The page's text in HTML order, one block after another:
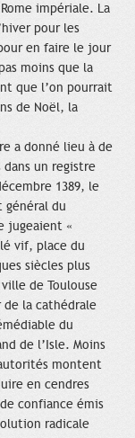
impériale. La
pour les
en faire le jour
moins que la
que l’on pourrait
de Noël, la
a donné lieu à de
dans un registre
1389, le
général du
jugeaient «
vif, place du
siècles plus
de Toulouse
la cathédrale
du
de l’Isle. Moins
montent
en cendres
confiance émis
radicale